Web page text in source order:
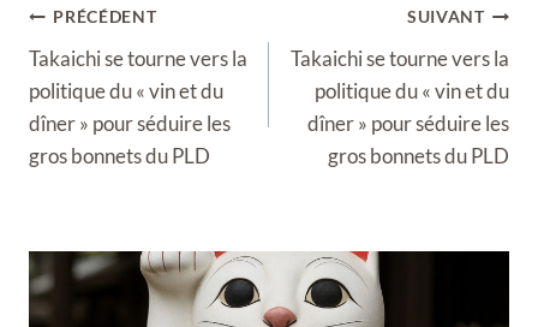
Navigation
de
l’article
PRÉCÉDENT
Takaichi se tourne vers la
politique du « vin et du
dîner » pour séduire les
gros bonnets du PLD
SUIVANT
Takaichi se tourne vers la
politique du « vin et du
dîner » pour séduire les
gros bonnets du PLD